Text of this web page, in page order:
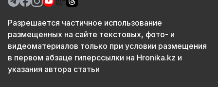
Разрешается частичное использование
размещенных на сайте текстовых, фото- и
видеоматериалов только при условии размещения
в первом абзаце гиперссылки на Hronika.kz и
указания автора статьи